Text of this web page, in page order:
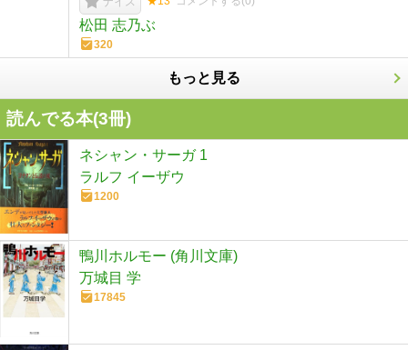
松田 志乃ぶ
320
もっと見る
読んでる本(3冊)
ネシャン・サーガ 1
ラルフ イーザウ
1200
鴨川ホルモー (角川文庫)
万城目 学
17845